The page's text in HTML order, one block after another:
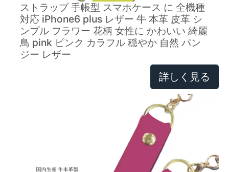
ストラップ 手帳型 スマホケース に 全機種
対応 iPhone6 plus レザー 牛 本革 皮革 シ
ンプル フラワー 花柄 女性に かわいい 綺麗
鳥 pink ピンク カラフル 穏やか 自然 パン
ジー レザー
詳しく見る